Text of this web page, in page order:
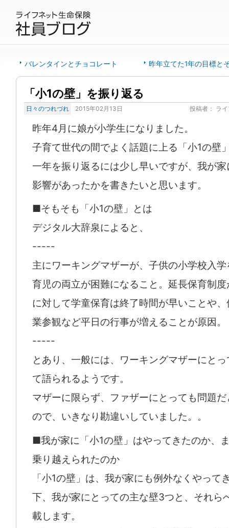
バレンタインとチョコレート 昨年立てた1年の目標と
「小1の壁」を振り返る
日々のつれづれ 2015年02月13日 投稿者： ラ
昨年4月に娘が小学生になりました。
子育て世代の間でよく話題に上る「小1の壁
一年を振り返るには少し早いですが、我が
影響があったかを書きたいと思います。
■そもそも「小1の壁」とは
デジタル大辞泉によると、
-----
主にワーキングマザーが、子供の小学校入
育児の両立が困難になること。延長保育制
に対して学童保育は終了時間が早いことや
業参観など平日の行事が増えることが原因。
-----
とあり、一般には、ワーキングマザーにと
て語られるようです。
マザーに限らず、ファザーにとっても問題
ので、いきなり勘違いしていました。。
■我が家に「小1の壁」はやってきたのか、
乗り越えられたのか
「小1の壁」は、我が家にも例外なくやって
下、我が家にとっての主な壁3つと、それら
載します。